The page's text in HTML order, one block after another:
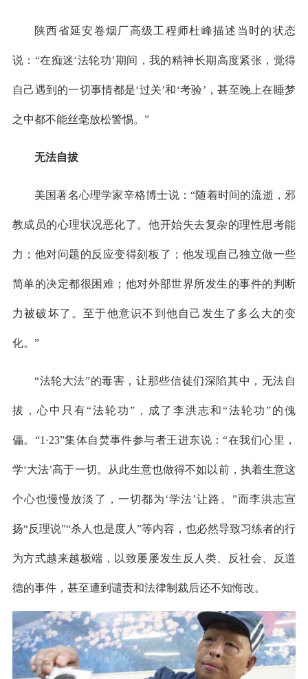
陕西省延安卷烟厂高级工程师杜峰描述当时的状态
说：“在痴迷‘法轮功’期间，我的精神长期高度紧张，觉得
自己遇到的一切事情都是‘过关’和‘考验’，甚至晚上在睡梦
之中都不能丝毫放松警惕。”
无法自拔
美国著名心理学家辛格博士说：“随着时间的流逝，邪
教成员的心理状况恶化了。他开始失去复杂的理性思考能
力；他对问题的反应变得刻板了；他发现自己独立做一些
简单的决定都很困难；他对外部世界所发生的事件的判断
力被破坏了。至于他意识不到他自己发生了多么大的变
化。”
“法轮大法”的毒害，让那些信徒们深陷其中，无法自
拔，心中只有“法轮功”，成了李洪志和“法轮功”的傀
儡。“1·23”集体自焚事件参与者王进东说：“在我们心里，
学‘大法’高于一切。从此生意也做得不如以前，执着生意这
个心也慢慢放淡了，一切都为‘学法’让路。”而李洪志宣
扬“反理说”“杀人也是度人”等内容，也必然导致习练者的行
为方式越来越极端，以致屡屡发生反人类、反社会、反道
德的事件，甚至遭到谴责和法律制裁后还不知悔改。